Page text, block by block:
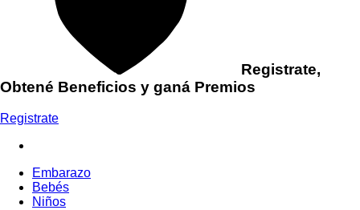
Registrate,
Obtené Beneficios y ganá Premios
Registrate
Embarazo
Bebés
Niños